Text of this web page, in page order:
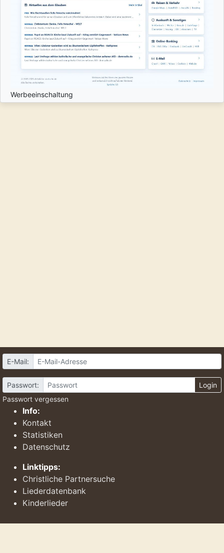
Werbeeinschaltung
E-Mail:
Passwort:
Login
Passwort vergessen
Info:
Kontakt
Statistiken
Datenschutz
Linktipps:
Christliche Partnersuche
Liederdatenbank
Kinderlieder